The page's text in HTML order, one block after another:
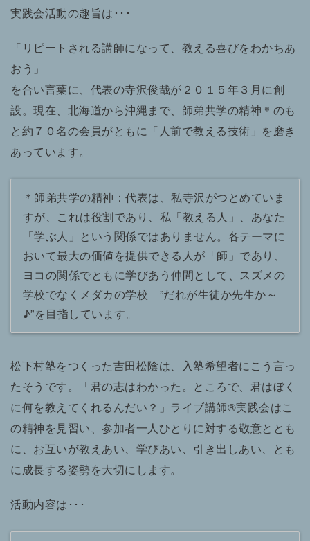
実践会活動の趣旨は･･･
「リピートされる講師になって、教える喜びをわかちあ
おう」
を合い言葉に、代表の寺沢俊哉が２０１５年３月に創
設。現在、北海道から沖縄まで、師弟共学の精神＊のも
と約７０名の会員がともに「人前で教える技術」を磨き
あっています。
＊師弟共学の精神：代表は、私寺沢がつとめていま
すが、これは役割であり、私「教える人」、あなた
「学ぶ人」という関係ではありません。各テーマに
おいて最大の価値を提供できる人が「師」であり、
ヨコの関係でともに学びあう仲間として、スズメの
学校でなくメダカの学校 ”だれが生徒か先生か～
♪”を目指しています。
松下村塾をつくった吉田松陰は、入塾希望者にこう言っ
たそうです。「君の志はわかった。ところで、君はぼく
に何を教えてくれるんだい？」ライブ講師®実践会はこ
の精神を見習い、参加者一人ひとりに対する敬意ととも
に、お互いが教えあい、学びあい、引き出しあい、とも
に成長する姿勢を大切にします。
活動内容は･･･